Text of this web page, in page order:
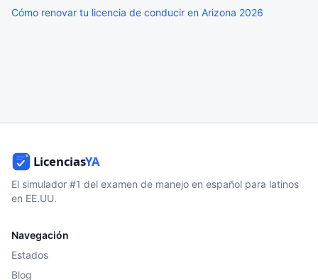
Cómo renovar tu licencia de conducir en Arizona 2026
El simulador #1 del examen de manejo en español para latinos
en EE.UU.
Navegación
Estados
Blog